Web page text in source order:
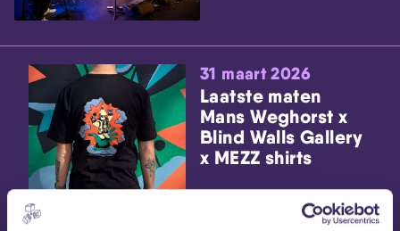
31 maart 2026
Laatste maten
Mans Weghorst x
Blind Walls Gallery
x MEZZ shirts